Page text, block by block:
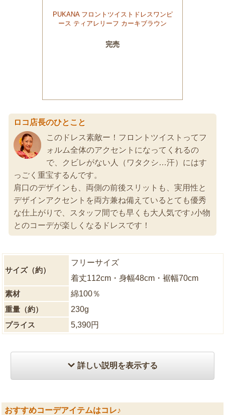
ロコ店長のひとこと
このドレス素敵ー！フロントツイストってフ
ォルム全体のアクセントになってくれるの
で、クビレがない人（ワタクシ…汗）にはす
っごく重宝するんです。
肩口のデザインも、両側の前後スリットも、実用性と
デザインアクセントを両方兼ね備えているとても優秀
な仕上がりで、スタッフ間でも早くも大人気です♪小物
とのコーデが楽しくなるドレスです！
サイズ（約）
フリーサイズ
着丈112cm・身幅48cm・裾幅70cm
素材
綿100％
重量（約）
230g
プライス
5,390円
詳しい説明を表示する
おすすめコーデアイテムはコレ♪